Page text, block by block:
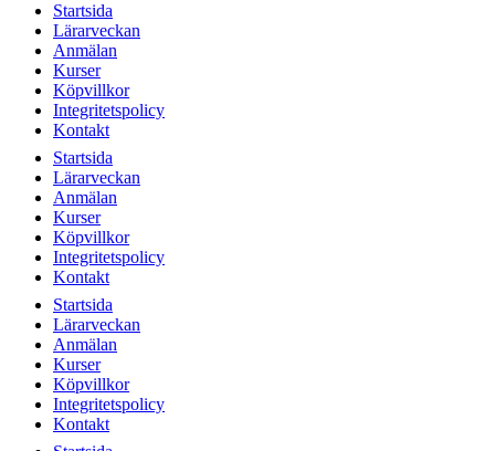
Startsida
Lärarveckan
Anmälan
Kurser
Köpvillkor
Integritetspolicy
Kontakt
Startsida
Lärarveckan
Anmälan
Kurser
Köpvillkor
Integritetspolicy
Kontakt
Startsida
Lärarveckan
Anmälan
Kurser
Köpvillkor
Integritetspolicy
Kontakt